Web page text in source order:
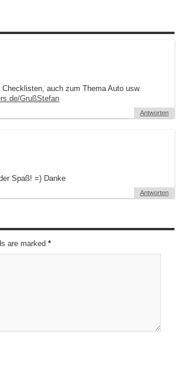
auch zum Thema Auto usw.
GrußStefan
Antworten
Spaß! =) Danke
Antworten
are marked *